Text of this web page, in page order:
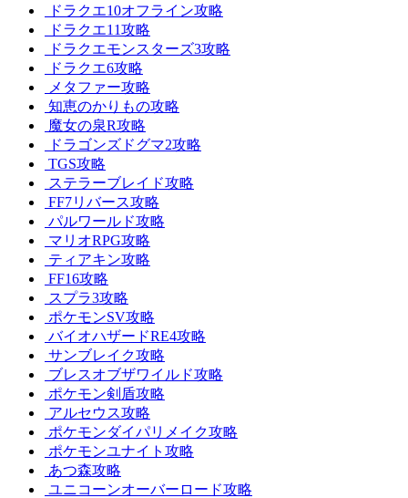
ドラクエ10オフライン攻略
ドラクエ11攻略
ドラクエモンスターズ3攻略
ドラクエ6攻略
メタファー攻略
知恵のかりもの攻略
魔女の泉R攻略
ドラゴンズドグマ2攻略
TGS攻略
ステラーブレイド攻略
FF7リバース攻略
パルワールド攻略
マリオRPG攻略
ティアキン攻略
FF16攻略
スプラ3攻略
ポケモンSV攻略
バイオハザードRE4攻略
サンブレイク攻略
ブレスオブザワイルド攻略
ポケモン剣盾攻略
アルセウス攻略
ポケモンダイパリメイク攻略
ポケモンユナイト攻略
あつ森攻略
ユニコーンオーバーロード攻略